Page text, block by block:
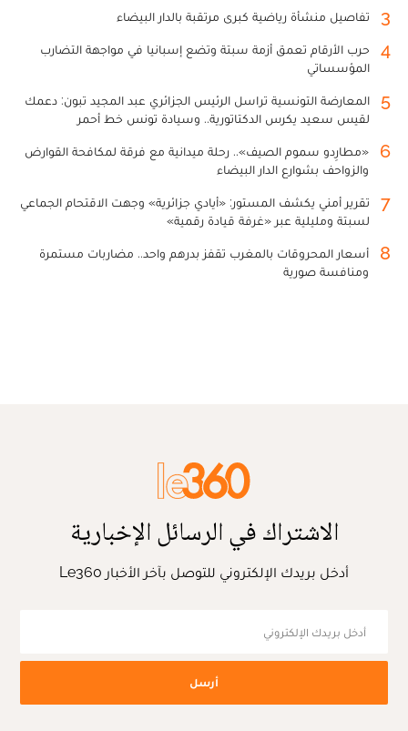
3 تفاصيل منشأة رياضية كبرى مرتقبة بالدار البيضاء
4
حرب الأرقام تعمق أزمة سبتة وتضع إسبانيا في مواجهة التضارب
المؤسساتي
5
المعارضة التونسية تراسل الرئيس الجزائري عبد المجيد تبون: دعمك
لقيس سعيد يكرس الدكتاتورية.. وسيادة تونس خط أحمر
6
«مطارِدو سموم الصيف».. رحلة ميدانية مع فرقة لمكافحة القوارض
والزواحف بشوارع الدار البيضاء
7
تقرير أمني يكشف المستور: «أيادي جزائرية» وجهت الاقتحام الجماعي
لسبتة ومليلية عبر «غرفة قيادة رقمية»
8
أسعار المحروقات بالمغرب تقفز بدرهم واحد.. مضاربات مستمرة
ومنافسة صورية
الاشتراك في الرسائل الإخبارية
أدخل بريدك الإلكتروني للتوصل بآخر الأخبار Le360
أرسل